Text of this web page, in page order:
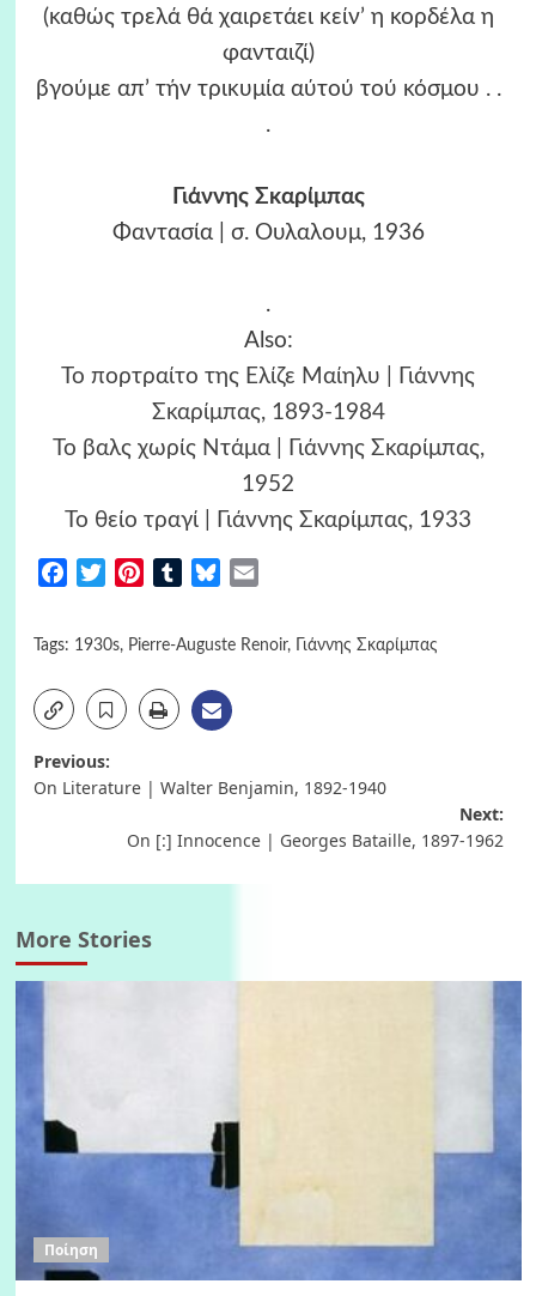
(καθώς τρελά θά χαιρετάει κείν’ η κορδέλα η
φανταιζί)
βγούμε απ’ τήν τρικυμία αύτού τού κόσμου . .
.
Γιάννης Σκαρίμπας
Φαντασία | σ. Ουλαλουμ, 1936
.
Also:
Το πορτραίτο της Ελίζε Μαίηλυ | Γιάννης
Σκαρίμπας, 1893-1984
Το βαλς χωρίς Ντάμα | Γιάννης Σκαρίμπας,
1952
Το θείο τραγί | Γιάννης Σκαρίμπας, 1933
FacebookTwitterPinterestTumblrBluesky
Tags: 1930s, Pierre-Auguste Renoir, Γιάννης Σκαρίμπας
Post
Previous:
On Literature | Walter Benjamin, 1892-1940
Next:
On [:] Innocence | Georges Bataille, 1897-1962
More Stories
Ποίηση